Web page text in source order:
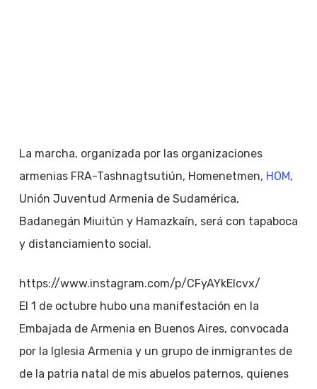
La marcha, organizada por las organizaciones
armenias FRA-Tashnagtsutiún, Homenetmen, HOM,
Unión Juventud Armenia de Sudamérica,
Badanegán Miuitún y Hamazkaín, será con tapaboca
y distanciamiento social.
https://www.instagram.com/p/CFyAYkEIcvx/
El 1 de octubre hubo una manifestación en la
Embajada de Armenia en Buenos Aires, convocada
por la Iglesia Armenia y un grupo de inmigrantes de
de la patria natal de mis abuelos paternos, quienes